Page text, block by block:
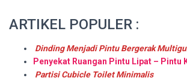
ARTIKEL POPULER :
Dinding Menjadi Pintu Bergerak
Penyekat Ruangan Pintu Lipat – Pintu
Partisi Cubicle Toilet Minimalis